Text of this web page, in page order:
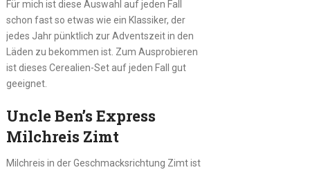
Für mich ist diese Auswahl auf jeden Fall
schon fast so etwas wie ein Klassiker, der
jedes Jahr pünktlich zur Adventszeit in den
Läden zu bekommen ist. Zum Ausprobieren
ist dieses Cerealien-Set auf jeden Fall gut
geeignet.
Uncle Ben’s Express
Milchreis Zimt
Milchreis in der Geschmacksrichtung Zimt ist